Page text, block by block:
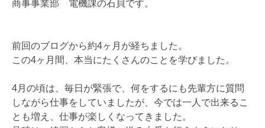
商事事業部 電機課の石貝です。
前回のブログから約4ヶ月が経ちました。
この4ヶ月間、本当にたくさんのことを学びました。
4月の頃は、毎日が緊張で、何をするにも先輩方に質問
しながら仕事をしていましたが、今では一人で出来るこ
とも増え、仕事が楽しくなってきました。